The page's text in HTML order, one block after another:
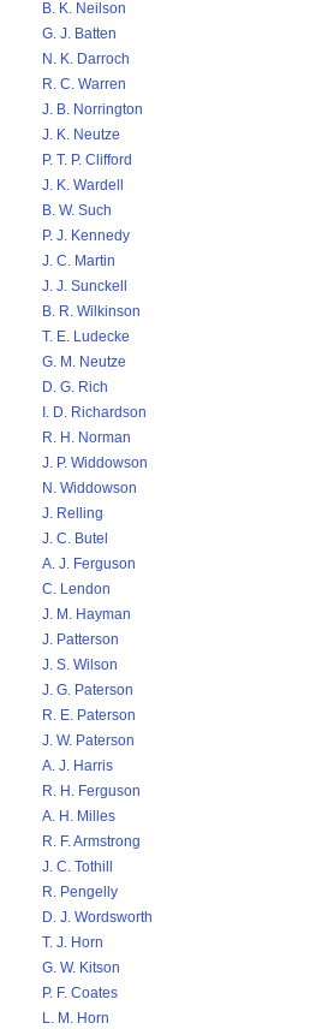
B. K. Neilson
G. J. Batten
N. K. Darroch
R. C. Warren
J. B. Norrington
J. K. Neutze
P. T. P. Clifford
J. K. Wardell
B. W. Such
P. J. Kennedy
J. C. Martin
J. J. Sunckell
B. R. Wilkinson
T. E. Ludecke
G. M. Neutze
D. G. Rich
I. D. Richardson
R. H. Norman
J. P. Widdowson
N. Widdowson
J. Relling
J. C. Butel
A. J. Ferguson
C. Lendon
J. M. Hayman
J. Patterson
J. S. Wilson
J. G. Paterson
R. E. Paterson
J. W. Paterson
A. J. Harris
R. H. Ferguson
A. H. Milles
R. F. Armstrong
J. C. Tothill
R. Pengelly
D. J. Wordsworth
T. J. Horn
G. W. Kitson
P. F. Coates
L. M. Horn